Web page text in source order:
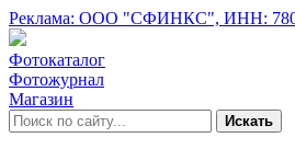
Реклама: ООО "СФИНКС", ИНН:
Фотокаталог
Фотожурнал
Магазин
Искать